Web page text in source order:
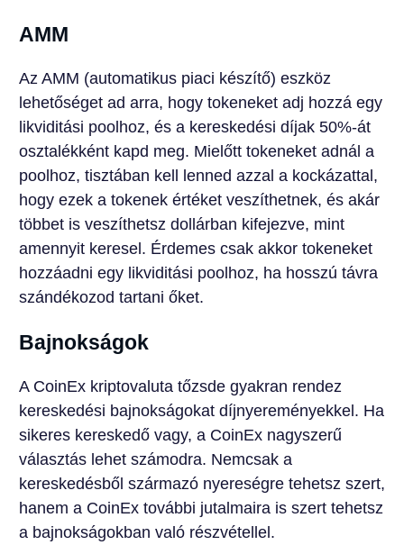
AMM
Az AMM (automatikus piaci készítő) eszköz
lehetőséget ad arra, hogy tokeneket adj hozzá egy
likviditási poolhoz, és a kereskedési díjak 50%-át
osztalékként kapd meg. Mielőtt tokeneket adnál a
poolhoz, tisztában kell lenned azzal a kockázattal,
hogy ezek a tokenek értéket veszíthetnek, és akár
többet is veszíthetsz dollárban kifejezve, mint
amennyit keresel. Érdemes csak akkor tokeneket
hozzáadni egy likviditási poolhoz, ha hosszú távra
szándékozod tartani őket.
Bajnokságok
A CoinEx kriptovaluta tőzsde gyakran rendez
kereskedési bajnokságokat díjnyereményekkel. Ha
sikeres kereskedő vagy, a CoinEx nagyszerű
választás lehet számodra. Nemcsak a
kereskedésből származó nyereségre tehetsz szert,
hanem a CoinEx további jutalmaira is szert tehetsz
a bajnokságokban való részvétellel.